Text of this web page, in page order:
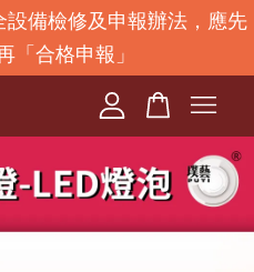
設備檢修及申報辦法，應先
「合格申報」
還是空的。
購物